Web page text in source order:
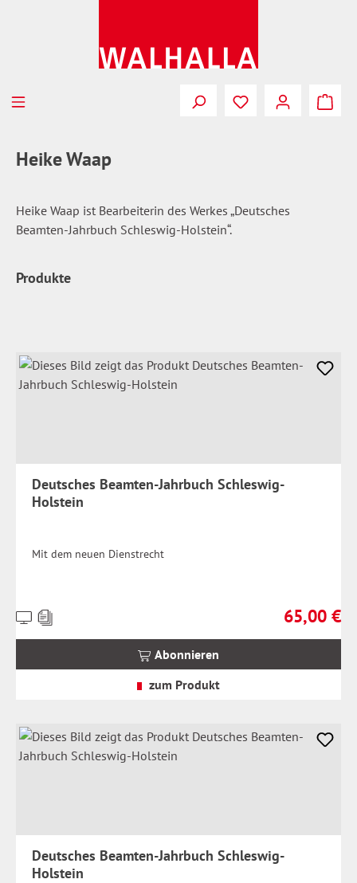
Du hast 0
Heike Waap
Heike Waap ist Bearbeiterin des Werkes „Deutsches
Beamten-Jahrbuch Schleswig-Holstein“.
Produkte
Deutsches Beamten-Jahrbuch Schleswig-
Holstein
Mit dem neuen Dienstrecht
Regulärer
65,00 €
Preise
Abonnieren
zum Produkt
Deutsches Beamten-Jahrbuch Schleswig-
Holstein